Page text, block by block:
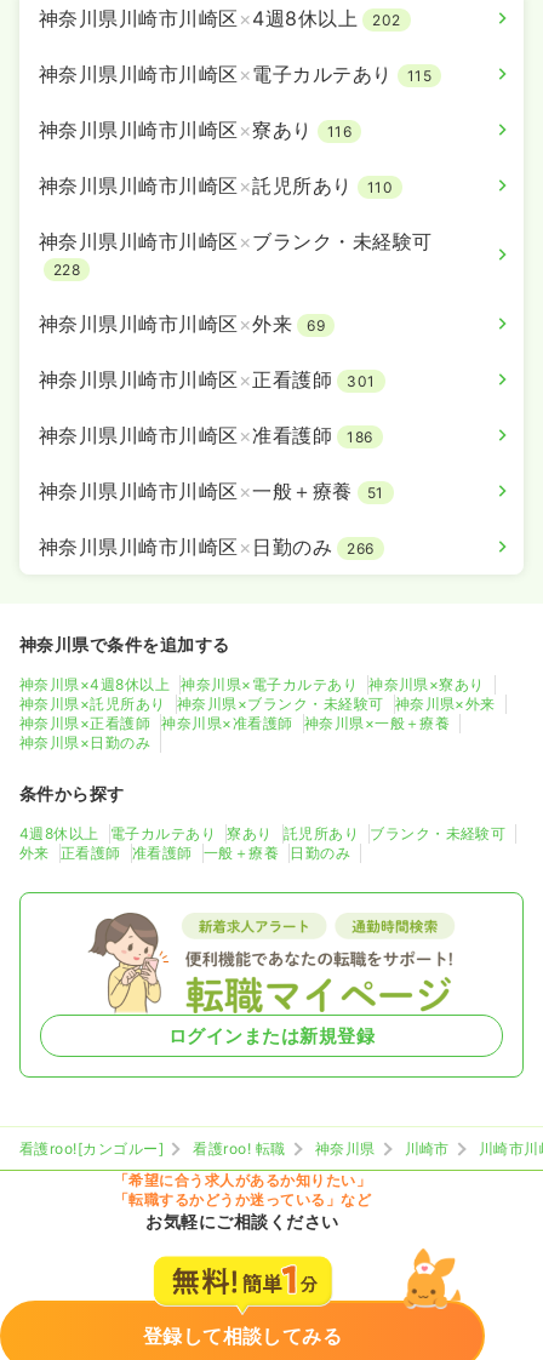
気になる 詳細を見る
訪問診療正・准看護師 一般＋療養
日勤のみ（常勤）
給与 30.0 万円/月 賞与2.3ヶ月
※経験4年の例
時間
日祝休み
年間休日120日 4週8休以上
月給30万円以上可
給与 時給1,700〜2,100円
第二新卒可
時給2,100円以上可
気になる 詳細を見る
検診・健診
日勤のみ（常勤）
8:30～17:30
日祝休み
年間休日120日 4週8休以上 第二新卒可
気になる 詳細を見る
給与 時給1,700〜2,100円
8:30～17:30（休憩60分）
第二新卒可 時給2,100円以上可
気になる 詳細を見る
神奈川県川崎市川崎区 ×4週8休以上 202
神奈川県川崎市川崎区 ×電子カルテあり 115
神奈川県川崎市川崎区 ×寮あり 116
神奈川県川崎市川崎区 ×託児所あり 110
神奈川県川崎市川崎区 ×ブランク・未経験可
228
神奈川県川崎市川崎区 ×外来 69
神奈川県川崎市川崎区 ×正看護師 301
神奈川県川崎市川崎区 ×准看護師 186
神奈川県川崎市川崎区 ×一般＋療養 51
神奈川県川崎市川崎区 × 日勤のみ 266
神奈川県で条件を追加する
神奈川県×4週8休以上 神奈川県×電子カルテあり
神奈川県×寮あり
神奈川県×託児所あり
神奈川県×ブランク・未経験可
神奈川県×外来
神奈川県×正看護師
神奈川県×准看護師
神奈川県×一般＋療養
神奈川県×日勤のみ
条件から探す
4週8休以上 電子カルテあり 寮あり 託児所あり
ブランク・未経験可
外来
正看護師 准看護師 一般＋療養 日勤のみ
ログインまたは新規登録
看護roo![カンゴルー] 看護roo! 転職 神奈川県 川崎市
川崎市
「希望に合う求人があるか知りたい」
「転職するかどうか迷っている」など
お気軽にご相談ください
登録して相談してみる